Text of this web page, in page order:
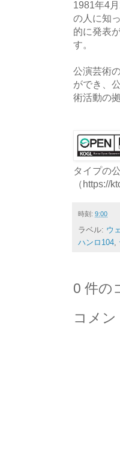
1981年4
の人に知
的に発表
す。
公演芸術
ができ、
術活動の
タイプの
（https://
時刻: 9:00
ラベル: ウ
ハンロ104,
0 件の
コメ